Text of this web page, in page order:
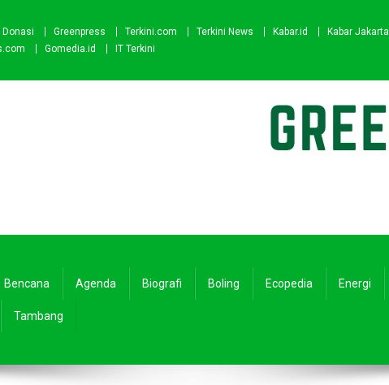
Donasi Greenpress Terkini.com Terkini News Kabar.id Kabar Jakarta
Gomedia.id IT Terkini
Bencana Agenda Biografi Boling Ecopedia Energi
Tambang